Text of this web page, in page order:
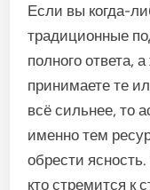
Если вы когда-
традиционные
полного ответа,
принимаете те
всё сильнее, то
именно тем
обрести
кто стремится к